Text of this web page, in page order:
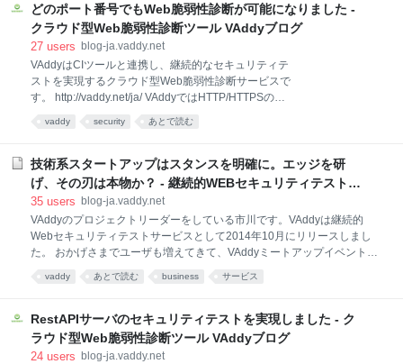
（！）などさまざまだと思います。今回のお話は「非
エンジニア系Webディレクターさん」に向けたもので
すので、技術系Webディレクターの方はそっとタブを
レクターの皆様のうち、「SQLインジェクション」
「クロスサイトスクリプティング」などの用語はどれ
くらいご存知でしょうか。また、Webアプリケーショ
ンの受け入れテスト（動作確認）を行う際、アプリケ
どのポート番号でもWeb脆弱性診断が可能になりました -
クラウド型Web脆弱性診断ツール VAddyブログ
27 users blog-ja.vaddy.net
VAddyはCIツールと連携し、継続的なセキュリティテ
ストを実現するクラウド型Web脆弱性診断サービスで
す。 http://vaddy.net/ja/ VAddyではHTTP/HTTPSの
Webアプリケーションに対して脆弱性検査が可能とな
っていますが、ポート番号は80番と443番のみとなっ
て行うため、80番、443番以外を使っているケースが
あり、今回任意のポート番号へのスキャンに対応しま
した。 サーバ登録時に、オプション項目でPort
番号（例えば8443など）を指定してサーバ登録しま
す。 サーバの登録が完了すると、Server Nameの欄に
登録したサーバ名:ポート番号という形で表示されま
す。 後はそのポート番号を含んだURLをクロール情報
vaddy security あとで読む
技術系スタートアップはスタンスを明確に。エッジを研
げ、その刃は本物か？ - 継続的WEBセキュリティテスト
VAddyブログ
35 users blog-ja.vaddy.net
VAddyのプロジェクトリーダーをしている市川です。VAddyは継続的
Webセキュリティテストサービスとして2014年10月にリリースしまし
た。 おかげさまでユーザも増えてきて、VAddyミートアップイベントも
キャンセル待ちが出るほど盛況です。 VAddyミートアップやユーザヒア
リングなどを通して、VAddyへの色々な要望や期待を寄せてもらえるよ
ザと話をしていくうちに、我々のサービスのスタンスをもっと明確にし
たほうが良いのではないかと感じるようになってきました。 というの
も、ユーザごとに要望が異なっており、それらを全て実装してしまうと
vaddy あとで読む business サービス
RestAPIサーバのセキュリティテストを実現しました - ク
ラウド型Web脆弱性診断ツール VAddyブログ
24 users blog-ja.vaddy.net